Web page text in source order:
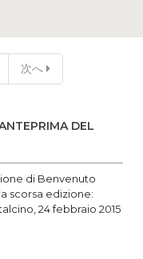
次へ
DEL
di Benvenuto
scorsa edizione:
24 febbraio 2015